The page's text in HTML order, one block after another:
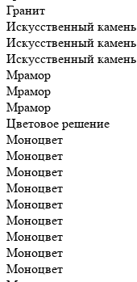
Гранит
Искусственный камень
Искусственный камень
Искусственный камень
Мрамор
Мрамор
Мрамор
Цветовое решение
Моноцвет
Моноцвет
Моноцвет
Моноцвет
Моноцвет
Моноцвет
Моноцвет
Моноцвет
Моноцвет